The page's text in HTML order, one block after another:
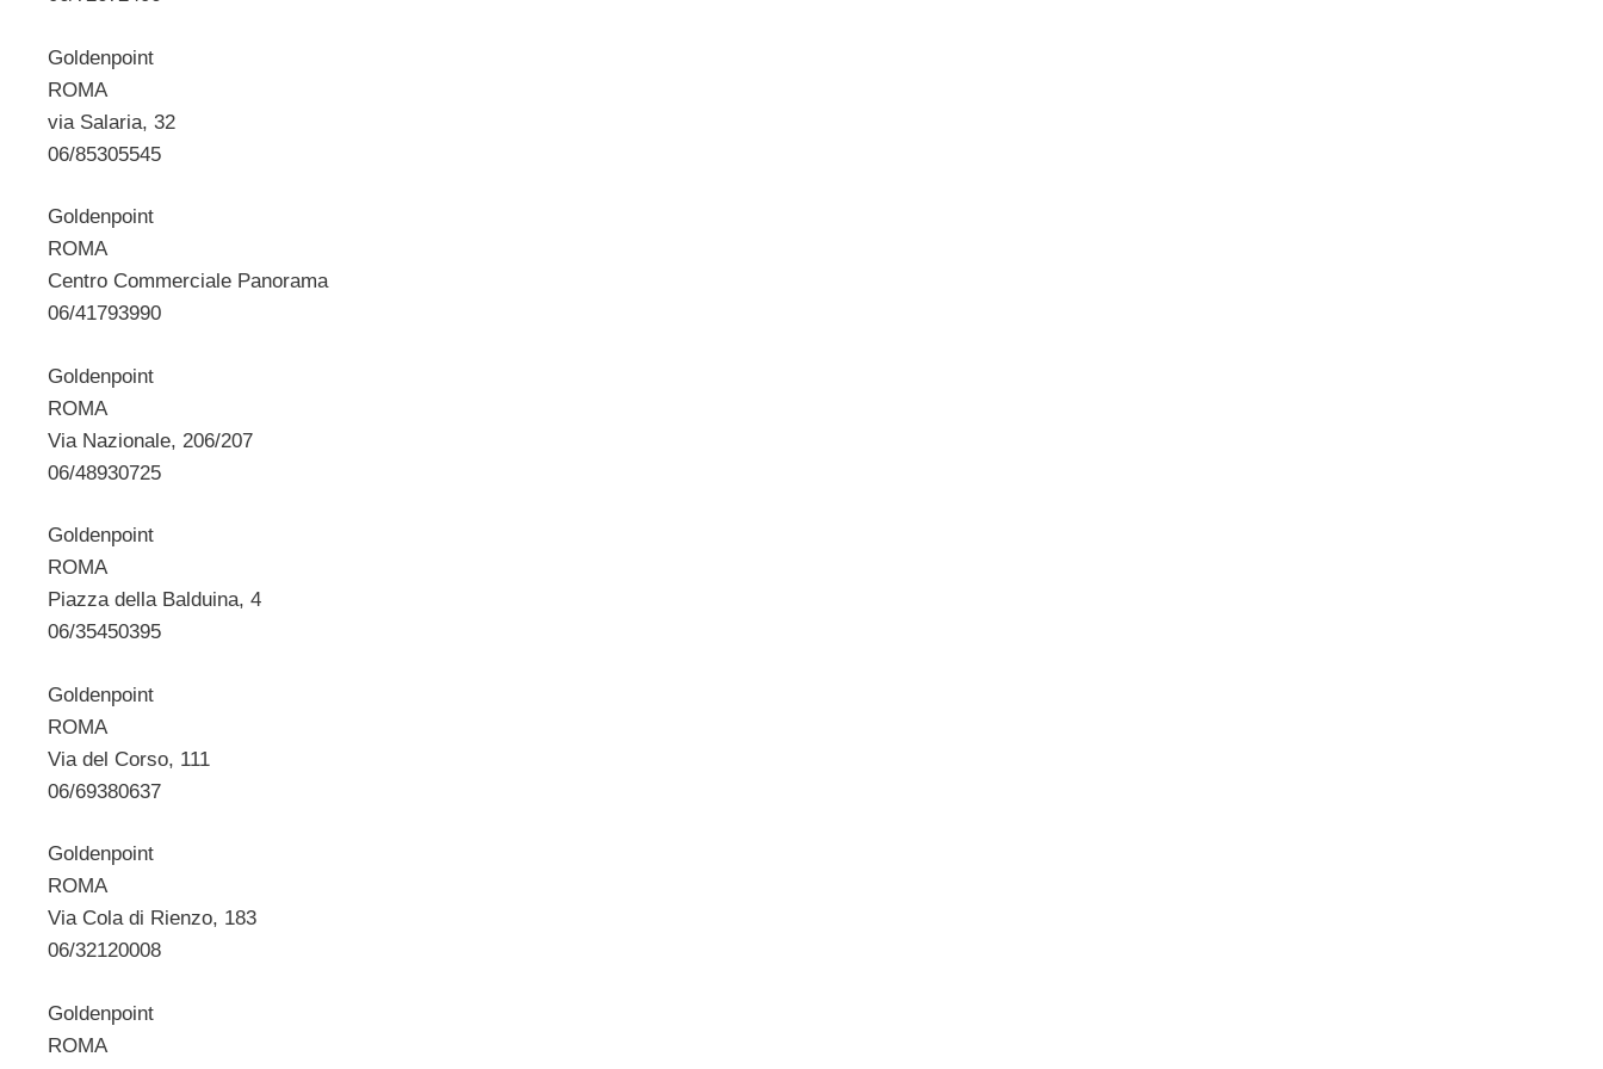
Goldenpoint
ROMA
via Salaria, 32
06/85305545
Goldenpoint
ROMA
Centro Commerciale Panorama
06/41793990
Goldenpoint
ROMA
Via Nazionale, 206/207
06/48930725
Goldenpoint
ROMA
Piazza della Balduina, 4
06/35450395
Goldenpoint
ROMA
Via del Corso, 111
06/69380637
Goldenpoint
ROMA
Via Cola di Rienzo, 183
06/32120008
Goldenpoint
ROMA